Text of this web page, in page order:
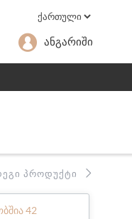
Ანგარიში
ᲞᲠᲝᲓᲣᲥᲢᲘ
42